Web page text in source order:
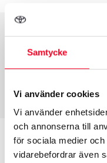
Samtycke
Vi använder cookies
Vi använder
och annonserna till
för sociala medier
vidarebefordrar även
Däcktyp
120314
Passar detta